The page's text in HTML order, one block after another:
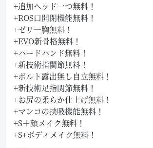
+追加ヘッド一つ無料！
+ROS口開閉機能無料！
+ゼリ一胸無料！
+EVO新骨格無料！
+ハードハンド無料！
+新技術指関節無料！
+ボルト露出無し自立無料！
+新技術足指関節無料！
+お尻の柔らか仕上げ無料！
+マンコの挟吸機能無料！
+S＋顔メイク無料！
+S+ボディメイク無料！